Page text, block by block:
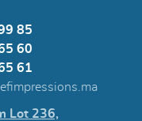
85
60
61
Lot 236,